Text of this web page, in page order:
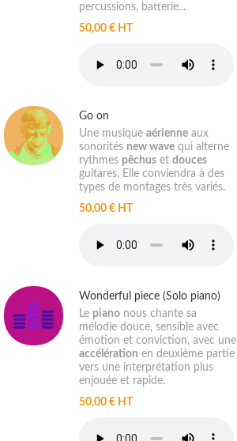
percussions, batterie...
50,00 € HT
Go on
Une musiqueaérienne aux
sonorités new wave qui alterne
rythmes pêchus etdouces
guitares. Elle conviendra à des
types de montages très variés.
50,00 € HT
Wonderful piece (Solo piano)
Le piano nous chante sa
mélodie douce, sensible avec
émotion et conviction, avec une
accélération en deuxième partie
vers une interprétation plus
enjouée et rapide.
50,00 € HT